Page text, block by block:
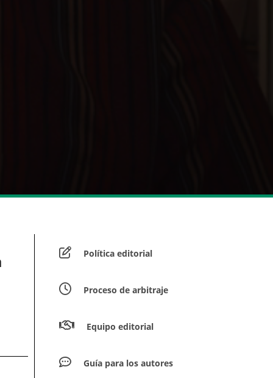
Política editorial
Proceso de arbitraje
Equipo editorial
Guía para los autores